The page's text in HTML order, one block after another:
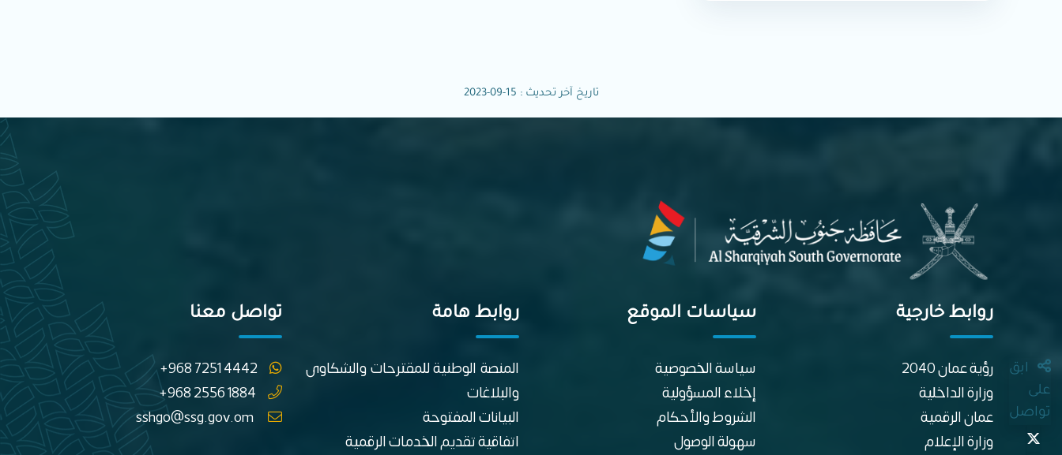
تاريخ آخر تحديث : 15-09-2023
ابق
على
تواصل
روابط خارجية
رؤية عمان 2040
وزارة الداخلية
عمان الرقمية
وزارة الإعلام
سياسات الموقع
سياسة الخصوصية
إخلاء المسؤولية
الشروط والأحكام
سهولة الوصول
روابط هامة
المنصة الوطنية للمقترحات والشكاوى
والبلاغات
البيانات المفتوحة
اتفاقية تقديم الخدمات الرقمية
تواصل معنا
+968 7251 4442
+968 2556 1884